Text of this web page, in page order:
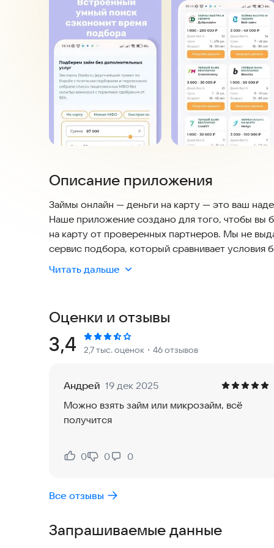
Описание приложения
Займы онлайн — деньги на карту — это ваш
Наше приложение создано для того, чтобы вы
на карту от проверенных партнеров. Мы не
сервис подбора, который сравнивает
показывает самые подходящие варианты.
Задайте параметры займа. Укажите желаемую
(от 7 до 365 дней) прямо в приложении.
показывает вам список микрозаймов на
Выберите лучшее. Сравните процентные
Оформите заявку. Нажмите на понравившееся
Наши главные преимущества:
✅ Только лицензированные МФО. Мы
реестр Центрального Банка РФ. Ваша
Читать дальше
Оценки и отзывы
Рейтинг:
3,4 2,7 тыс. оценок ・46 отзывов
Андрей 19 дек 2025
Можно взять займ или микрозайм, всё
получится
Нравится:
0
Не нравится:
0 0
Все отзывы
Запрашиваемые данные